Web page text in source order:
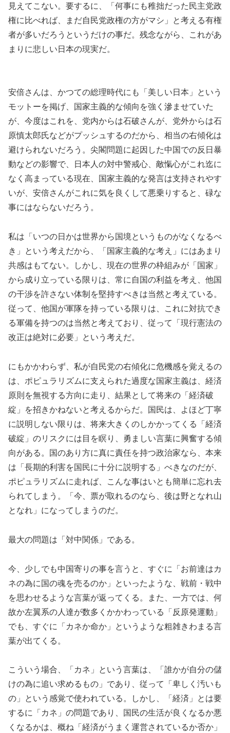
見えてこない。要するに、「何事にも稚拙だった民主党政
権に比べれば、まだ自民党政権の方がマシ」と考える有権
者が多いだろうというだけの事だ。残念ながら、これがあ
まりに悲しい日本の現実だ。
安倍さんは、かつての総理時代にも「美しい日本」という
モットーを掲げ、国家主義的な傾向を強く滲ませていた
が、今度はこれを、党内からは石破さんが、党外からは石
原慎太郎氏などがプッシュするのだから、相当の右傾化は
避けられないだろう。尖閣問題に起因した中国での反日暴
動などの影響で、日本人の対中警戒心、敵愾心がこれ迄に
なく高まっている現在、国家主義的な発言は支持されやす
いが、安倍さんがこれに気を良くして悪乗りすると、碌な
事にはならないだろう。
私は「いつの日かは世界から国境というものがなくなるべ
き」という考えだから、「国家主義的な考え」にはあまり
共感はもてない。しかし、現在の世界の枠組みが「国家」
から成り立っている限りは、常に自国の利益を考え、他国
の干渉を許さない体制を堅持すべきは当然と考えている。
従って、他国が軍隊を持っている限りは、これに対抗でき
る軍備を持つのは当然と考えており、従って「現行憲法の
改正は絶対に必要」という考えだ。
にもかかわらず、私が自民党の右傾化に危機感を覚えるの
は、ポピュラリズムに支えられた過度な国家主義は、経済
原則を無視する方向に走り、結果として将来の「経済破
綻」を招きかねないと考えるからだ。国民は、よほど丁寧
に説明しない限りは、将来大きくのしかかってくる「経済
破綻」のリスクには目を瞑り、勇ましい言葉に興奮する傾
向がある。国のあり方に真に責任を持つ政治家なら、本来
は「長期的利害を国民に十分に説明する」べきなのだが、
ポピュラリズムに走れば、こんな事はいとも簡単に忘れ去
られてしまう。「今、票が取れるのなら、後は野となれ山
となれ」になってしまうのだ。
最大の問題は「対中関係」である。
今、少しでも中国寄りの事を言うと、すぐに「お前達はカ
ネの為に国の魂を売るのか」といったような、戦前・戦中
を思わせるような言葉が返ってくる。また、一方では、何
故か左翼系の人達が数多くかかわっている「反原発運動」
でも、すぐに「カネか命か」というような粗雑きわまる言
葉が出てくる。
こういう場合、「カネ」という言葉は、「誰かが自分の儲
けの為に追い求めるもの」であり、従って「卑しく汚いも
の」という感覚で使われている。しかし、「経済」とは要
するに「カネ」の問題であり、国民の生活が良くなるか悪
くなるかは、概ね「経済がうまく運営されているか否か」